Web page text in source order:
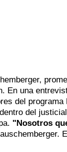
En una
del
del
"Nosotros